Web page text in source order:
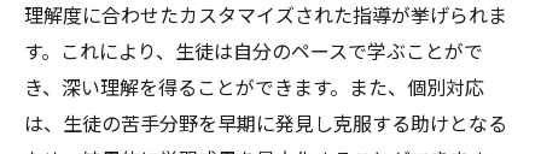
理解度に合わせたカスタマイズされた指導が挙げられま
す。これにより、生徒は自分のペースで学ぶことがで
き、深い理解を得ることができます。また、個別対応
は、生徒の苦手分野を早期に発見し克服する助けとなる